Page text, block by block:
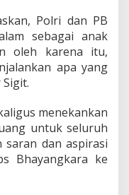
Polri dan PB
sebagai anak
oleh karena itu,
apa yang
menekankan
untuk seluruh
saran dan aspirasi
Bhayangkara ke